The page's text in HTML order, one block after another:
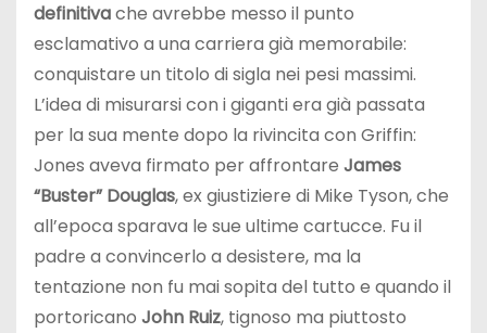
definitivache avrebbe messo il punto
esclamativo a una carriera già memorabile:
conquistare un titolo di sigla nei pesi massimi.
L’idea di misurarsi con i giganti era già passata
per la sua mente dopo la rivincita con Griffin:
Jones aveva firmato per affrontare James
“Buster” Douglas, ex giustiziere di Mike Tyson, che
all’epoca sparava le sue ultime cartucce. Fu il
padre a convincerlo a desistere, ma la
tentazione non fu mai sopita del tutto e quando il
portoricano John Ruiz, tignoso ma piuttosto